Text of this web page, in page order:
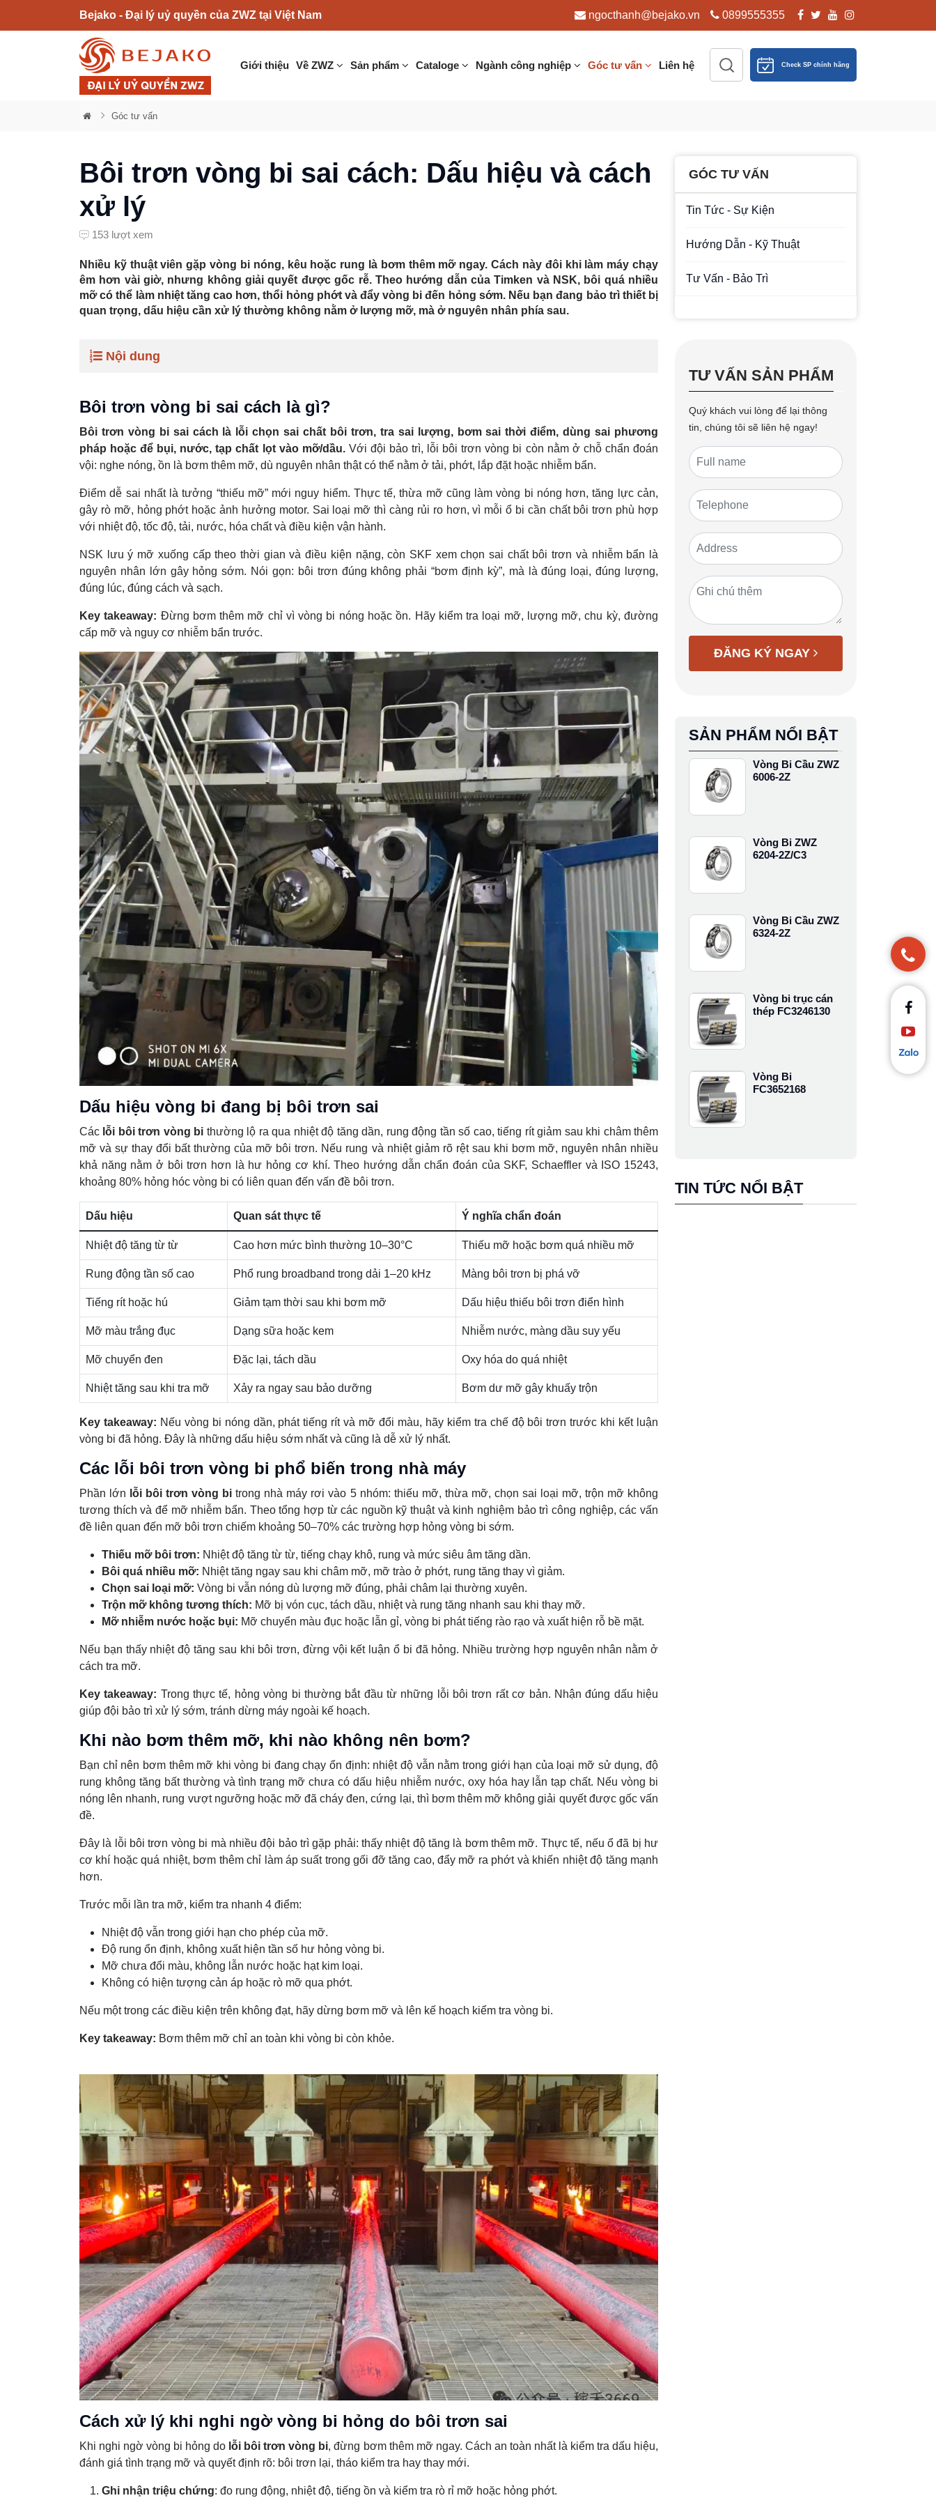
Bejako - Đại lý uỷ quyền của ZWZ tại Việt Nam 0899555355
ngocthanh@bejako.vn
Check SP chính hãng
Giới thiệu Về ZWZ Sản phẩm Cataloge Ngành công nghiệp Góc tư vấn Liên hệ
Góc tư vấn
Bôi trơn vòng bi sai cách: Dấu hiệu và cách
xử lý
153 lượt xem
Nhiều kỹ thuật viên gặp vòng bi nóng, kêu hoặc rung là bơm thêm mỡ ngay. Cách này đôi khi làm máy chạy
êm hơn vài giờ, nhưng không giải quyết được gốc rễ. Theo hướng dẫn của Timken và NSK, bôi quá nhiều
mỡ có thể làm nhiệt tăng cao hơn, thổi hỏng phớt và đẩy vòng bi đến hỏng sớm. Nếu bạn đang bảo trì thiết bị
quan trọng, dấu hiệu cần xử lý thường không nằm ở lượng mỡ, mà ở nguyên nhân phía sau.
Nội dung
Bôi trơn vòng bi sai cách là gì?
Bôi trơn vòng bi sai cách là lỗi chọn sai chất bôi trơn, tra sai lượng, bơm sai thời điểm, dùng sai phương
pháp hoặc để bụi, nước, tạp chất lọt vào mỡ/dầu.Với đội bảo trì, lỗi bôi trơn vòng bi còn nằm ở chỗ chẩn đoán
vội: nghe nóng, ồn là bơm thêm mỡ, dù nguyên nhân thật có thể nằm ở tải, phớt, lắp đặt hoặc nhiễm bẩn.
Điểm dễ sai nhất là tưởng “thiếu mỡ” mới nguy hiểm. Thực tế, thừa mỡ cũng làm vòng bi nóng hơn, tăng lực cản,
gây rò mỡ, hỏng phớt hoặc ảnh hưởng motor. Sai loại mỡ thì càng rủi ro hơn, vì mỗi ổ bi cần chất bôi trơn phù hợp
với nhiệt độ, tốc độ, tải, nước, hóa chất và điều kiện vận hành.
NSK lưu ý mỡ xuống cấp theo thời gian và điều kiện nặng, còn SKF xem chọn sai chất bôi trơn và nhiễm bẩn là
nguyên nhân lớn gây hỏng sớm. Nói gọn: bôi trơn đúng không phải “bơm định kỳ”, mà là đúng loại, đúng lượng,
đúng lúc, đúng cách và sạch.
Key takeaway: Đừng bơm thêm mỡ chỉ vì vòng bi nóng hoặc ồn. Hãy kiểm tra loại mỡ, lượng mỡ, chu kỳ, đường
cấp mỡ và nguy cơ nhiễm bẩn trước.
Dấu hiệu vòng bi đang bị bôi trơn sai
Các lỗi bôi trơn vòng bi thường lộ ra qua nhiệt độ tăng dần, rung động tần số cao, tiếng rít giảm sau khi châm thêm
mỡ và sự thay đổi bất thường của mỡ bôi trơn. Nếu rung và nhiệt giảm rõ rệt sau khi bơm mỡ, nguyên nhân nhiều
khả năng nằm ở bôi trơn hơn là hư hỏng cơ khí. Theo hướng dẫn chẩn đoán của SKF, Schaeffler và ISO 15243,
khoảng 80% hỏng hóc vòng bi có liên quan đến vấn đề bôi trơn.
Dấu hiệu Quan sát thực tế Ý nghĩa chẩn đoán
Nhiệt độ tăng từ từ Cao hơn mức bình thường 10–30°C Thiếu mỡ hoặc bơm quá nhiều mỡ
Rung động tần số cao Phổ rung broadband trong dải 1–20 kHz Màng bôi trơn bị phá vỡ
Tiếng rít hoặc hú Giảm tạm thời sau khi bơm mỡ Dấu hiệu thiếu bôi trơn điển hình
Mỡ màu trắng đục Dạng sữa hoặc kem Nhiễm nước, màng dầu suy yếu
Mỡ chuyển đen Đặc lại, tách dầu Oxy hóa do quá nhiệt
Nhiệt tăng sau khi tra mỡ Xảy ra ngay sau bảo dưỡng Bơm dư mỡ gây khuấy trộn
Key takeaway: Nếu vòng bi nóng dần, phát tiếng rít và mỡ đổi màu, hãy kiểm tra chế độ bôi trơn trước khi kết luận
vòng bi đã hỏng. Đây là những dấu hiệu sớm nhất và cũng là dễ xử lý nhất.
Các lỗi bôi trơn vòng bi phổ biến trong nhà máy
Phần lớn lỗi bôi trơn vòng bi trong nhà máy rơi vào 5 nhóm: thiếu mỡ, thừa mỡ, chọn sai loại mỡ, trộn mỡ không
tương thích và để mỡ nhiễm bẩn. Theo tổng hợp từ các nguồn kỹ thuật và kinh nghiệm bảo trì công nghiệp, các vấn
đề liên quan đến mỡ bôi trơn chiếm khoảng 50–70% các trường hợp hỏng vòng bi sớm.
Thiếu mỡ bôi trơn: Nhiệt độ tăng từ từ, tiếng chạy khô, rung và mức siêu âm tăng dần.
Bôi quá nhiều mỡ: Nhiệt tăng ngay sau khi châm mỡ, mỡ trào ở phớt, rung tăng thay vì giảm.
Chọn sai loại mỡ: Vòng bi vẫn nóng dù lượng mỡ đúng, phải châm lại thường xuyên.
Trộn mỡ không tương thích: Mỡ bị vón cục, tách dầu, nhiệt và rung tăng nhanh sau khi thay mỡ.
Mỡ nhiễm nước hoặc bụi: Mỡ chuyển màu đục hoặc lẫn gỉ, vòng bi phát tiếng rào rạo và xuất hiện rỗ bề mặt.
Nếu bạn thấy nhiệt độ tăng sau khi bôi trơn, đừng vội kết luận ổ bi đã hỏng. Nhiều trường hợp nguyên nhân nằm ở
cách tra mỡ.
Key takeaway: Trong thực tế, hỏng vòng bi thường bắt đầu từ những lỗi bôi trơn rất cơ bản. Nhận đúng dấu hiệu
giúp đội bảo trì xử lý sớm, tránh dừng máy ngoài kế hoạch.
Khi nào bơm thêm mỡ, khi nào không nên bơm?
Bạn chỉ nên bơm thêm mỡ khi vòng bi đang chạy ổn định: nhiệt độ vẫn nằm trong giới hạn của loại mỡ sử dụng, độ
rung không tăng bất thường và tình trạng mỡ chưa có dấu hiệu nhiễm nước, oxy hóa hay lẫn tạp chất. Nếu vòng bi
nóng lên nhanh, rung vượt ngưỡng hoặc mỡ đã cháy đen, cứng lại, thì bơm thêm mỡ không giải quyết được gốc vấn
đề.
Đây là lỗi bôi trơn vòng bi mà nhiều đội bảo trì gặp phải: thấy nhiệt độ tăng là bơm thêm mỡ. Thực tế, nếu ổ đã bị hư
cơ khí hoặc quá nhiệt, bơm thêm chỉ làm áp suất trong gối đỡ tăng cao, đẩy mỡ ra phớt và khiến nhiệt độ tăng mạnh
hơn.
Trước mỗi lần tra mỡ, kiểm tra nhanh 4 điểm:
Nhiệt độ vẫn trong giới hạn cho phép của mỡ.
Độ rung ổn định, không xuất hiện tần số hư hỏng vòng bi.
Mỡ chưa đổi màu, không lẫn nước hoặc hạt kim loại.
Không có hiện tượng cản áp hoặc rò mỡ qua phớt.
Nếu một trong các điều kiện trên không đạt, hãy dừng bơm mỡ và lên kế hoạch kiểm tra vòng bi.
Key takeaway: Bơm thêm mỡ chỉ an toàn khi vòng bi còn khỏe.
Cách xử lý khi nghi ngờ vòng bi hỏng do bôi trơn sai
Khi nghi ngờ vòng bi hỏng do lỗi bôi trơn vòng bi, đừng bơm thêm mỡ ngay. Cách an toàn nhất là kiểm tra dấu hiệu,
đánh giá tình trạng mỡ và quyết định rõ: bôi trơn lại, tháo kiểm tra hay thay mới.
Ghi nhận triệu chứng: đo rung động, nhiệt độ, tiếng ồn và kiểm tra rò rỉ mỡ hoặc hỏng phớt.
GÓC TƯ VẤN
Tin Tức - Sự Kiện
Hướng Dẫn - Kỹ Thuật
Tư Vấn - Bảo Trì
TƯ VẤN SẢN PHẨM
Quý khách vui lòng để lại thông
tin, chúng tôi sẽ liên hệ ngay!
ĐĂNG KÝ NGAY
SẢN PHẨM NỔI BẬT
Vòng Bi Cầu ZWZ
6006-2Z
Vòng Bi ZWZ
6204-2Z/C3
Vòng Bi Cầu ZWZ
6324-2Z
Vòng bi trục cán
thép FC3246130
Vòng Bi
FC3652168
TIN TỨC NỔI BẬT